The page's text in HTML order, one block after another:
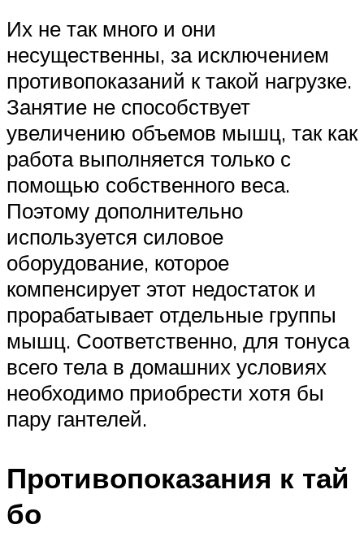
Их не так много и они
несущественны, за исключением
противопоказаний к такой нагрузке.
Занятие не способствует
увеличению объемов мышц, так как
работа выполняется только с
помощью собственного веса.
Поэтому дополнительно
используется силовое
оборудование, которое
компенсирует этот недостаток и
прорабатывает отдельные группы
мышц. Соответственно, для тонуса
всего тела в домашних условиях
необходимо приобрести хотя бы
пару гантелей.
Противопоказания к тай
бо